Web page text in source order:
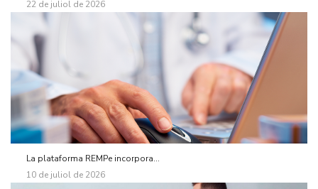
22 de juliol de 2026
La plataforma REMPe incorpora...
10 de juliol de 2026